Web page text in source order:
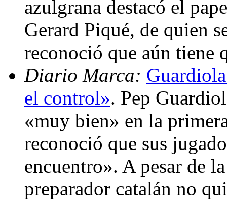
azulgrana destacó el
Gerard Piqué, de quien
reconoció que aún tiene
Diario Marca:
el control». Pep
«muy bien» en la
reconoció que sus
encuentro». A pesar de
preparador catalán no